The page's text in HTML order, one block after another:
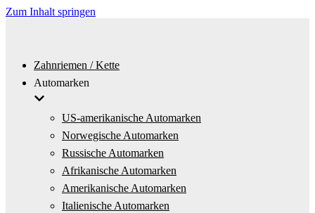
Zum Inhalt springen
Zahnriemen / Kette
Automarken
US-amerikanische Automarken
Norwegische Automarken
Russische Automarken
Afrikanische Automarken
Amerikanische Automarken
Italienische Automarken